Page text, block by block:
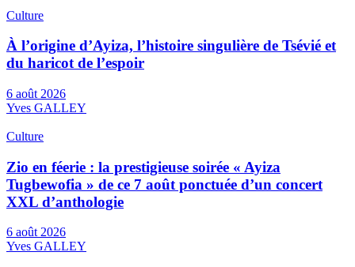
Culture
À l’origine d’Ayiza, l’histoire singulière de Tsévié et
du haricot de l’espoir
6 août 2026
Yves GALLEY
Culture
Zio en féerie : la prestigieuse soirée « Ayiza
Tugbewofia » de ce 7 août ponctuée d’un concert
XXL d’anthologie
6 août 2026
Yves GALLEY